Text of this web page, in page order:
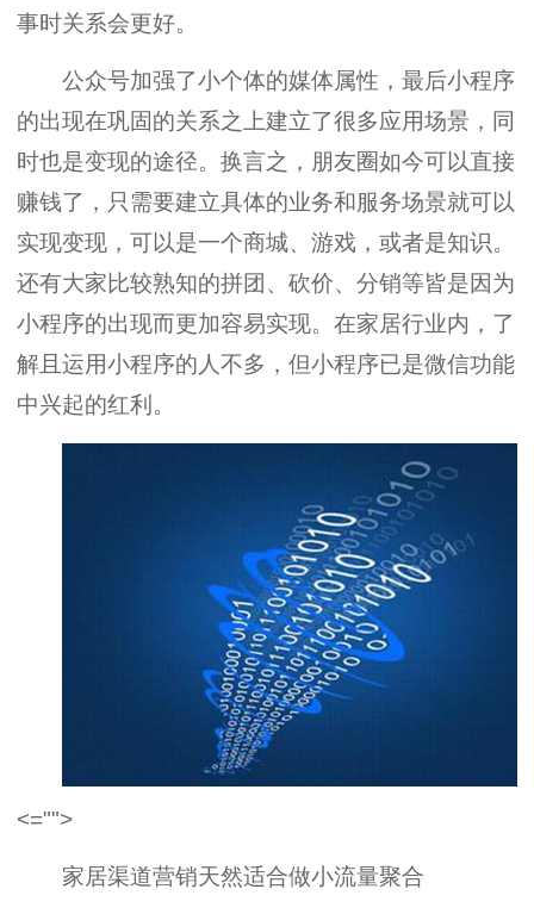
事时关系会更好。
公众号加强了小个体的媒体属性，最后小程序
的出现在巩固的关系之上建立了很多应用场景，同
时也是变现的途径。换言之，朋友圈如今可以直接
赚钱了，只需要建立具体的业务和服务场景就可以
实现变现，可以是一个商城、游戏，或者是知识。
还有大家比较熟知的拼团、砍价、分销等皆是因为
小程序的出现而更加容易实现。在家居行业内，了
解且运用小程序的人不多，但小程序已是微信功能
中兴起的红利。
<="">
家居渠道营销天然适合做小流量聚合